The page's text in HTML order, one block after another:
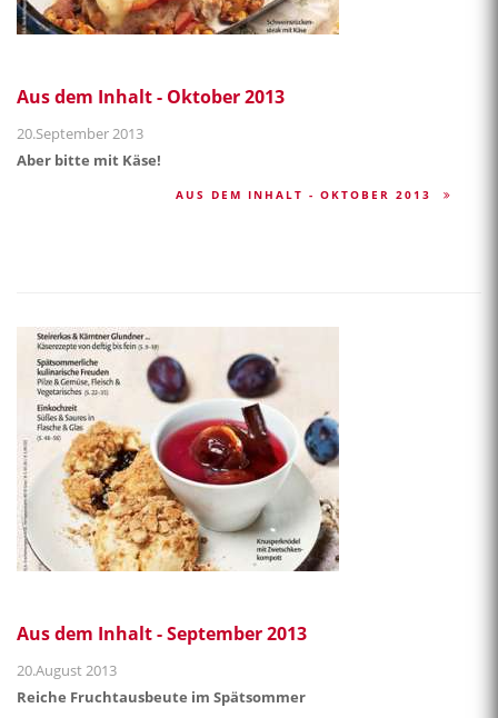
Aus dem Inhalt - Oktober 2013
20.September 2013
Aber bitte mit Käse!
AUS DEM INHALT - OKTOBER 2013
Aus dem Inhalt - September 2013
20.August 2013
Reiche Fruchtausbeute im Spätsommer